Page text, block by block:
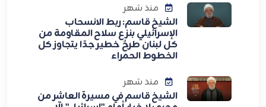
منذ شهر
الشيخ قاسم: ربط الانسحاب
الإسرائيلي بنزع سلاح المقاومة من
كل لبنان طرحٌ خطير جدًا يتجاوز كل
الخطوط الحمراء
منذ شهر
الشيخ قاسم في مسيرة العاشر من